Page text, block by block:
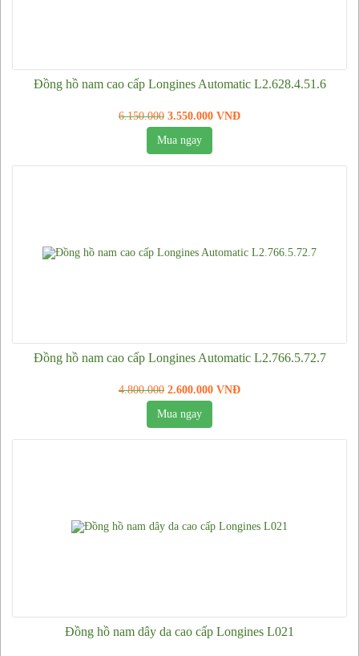
Dây lưng
Dây lưng Louis Vuitton
Dây lưng Montblanc
Dây lưng Dunhill
Túi xách nữ
Túi nữ Louis Vuitton
Giày da thật nam hàng hiệu
Đồng hồ nam cao cấp Longines Automatic L2.628.4.51.6
6.150.000 3.550.000 VNĐ
Mua ngay
Đồng hồ nam cao cấp Longines Automatic L2.766.5.72.7
4.800.000 2.600.000 VNĐ
Mua ngay
Đồng hồ nam dây da cao cấp Longines L021